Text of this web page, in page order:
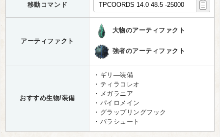
移動コマンド
アーティファクト
大物のアーティファクト
強者のアーティファクト
おすすめ生物/装備
・ギリ―装備
・ティラコレオ
・メガラニア
・パイロメイン
・グラップリングフック
・パラシュート